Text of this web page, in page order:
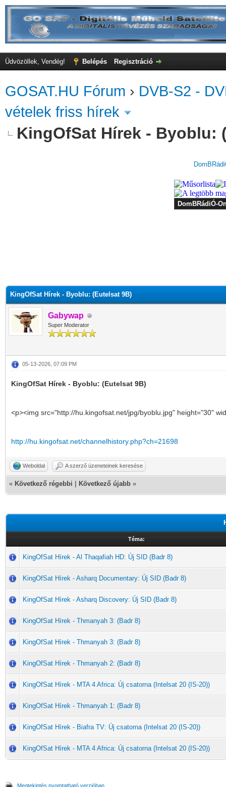
Üdvözöllek, Vendég! Belépés Regisztráció
GOSAT.HU Fórum › DVB-S2 -
vételek friss hírek
KingOfSat Hírek - Byoblu:
KingOfSat Hírek - Byoblu: (Eutelsat 9B)
Gabywap
Super Moderator
05-13-2026, 07:09 PM
KingOfSat Hírek - Byoblu: (Eutelsat 9B)
<p><img src="http://hu.kingofsat.net/jpg/byoblu.jpg" height="30"
http://hu.kingofsat.net/channelhistory.php?ch=21698
Weboldal A szerző üzeneteinek keresése
« Következő régebbi Következő újabb »
Téma:
KingOfSat Hírek - Al Thaqafiah HD: Új SID (Badr 8)
KingOfSat Hírek - Asharq Documentary: Új SID (Badr 8)
KingOfSat Hírek - Asharq Discovery: Új SID (Badr 8)
KingOfSat Hírek - Thmanyah 3: (Badr 8)
KingOfSat Hírek - Thmanyah 3: (Badr 8)
KingOfSat Hírek - Thmanyah 2: (Badr 8)
KingOfSat Hírek - MTA 4 Africa: Új csatorna (Intelsat 20 (IS-20))
KingOfSat Hírek - Thmanyah 1: (Badr 8)
KingOfSat Hírek - Biafra TV: Új csatorna (Intelsat 20 (IS-20))
KingOfSat Hírek - MTA 4 Africa: Új csatorna (Intelsat 20 (IS-20))
Megtekintés nyomtatható verzióban